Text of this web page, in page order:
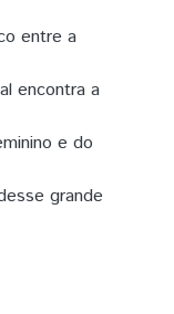
entre a
encontra a
e do
grande